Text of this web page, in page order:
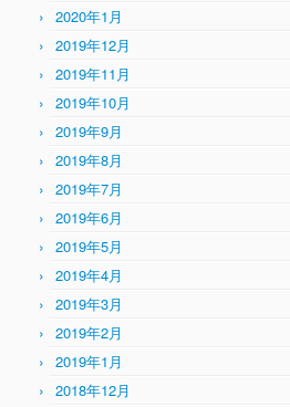
2020年1月
2019年12月
2019年11月
2019年10月
2019年9月
2019年8月
2019年7月
2019年6月
2019年5月
2019年4月
2019年3月
2019年2月
2019年1月
2018年12月